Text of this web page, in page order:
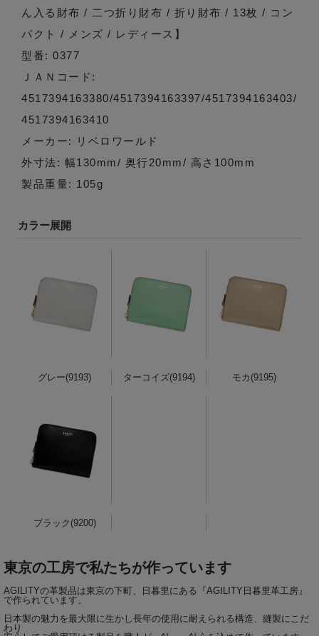
ん入る財布 / 二つ折り財布 / 折り財布 / 13枚 / コン
パクト / メンズ / レディース】
型番: 0377
ＪＡＮコード:
4517394163380/4517394163397/4517394163403/
4517394163410
メーカー: リベロワールド
外寸法: 幅130mm/ 奥行20mm/ 高さ100mm
製品重量: 105g
カラー展開
グレー(9193) ターコイズ(9194) モカ(9195)
ブラック(9200)
東京の工房で私たちが作っています
AGILITYの革製品は東京の下町、日暮里にある『AGILITY日暮里革工房 』
で作られています。
日本製の魅力を最大限に生かし長年の使用に耐えられる構造、縫製にこだ
わり